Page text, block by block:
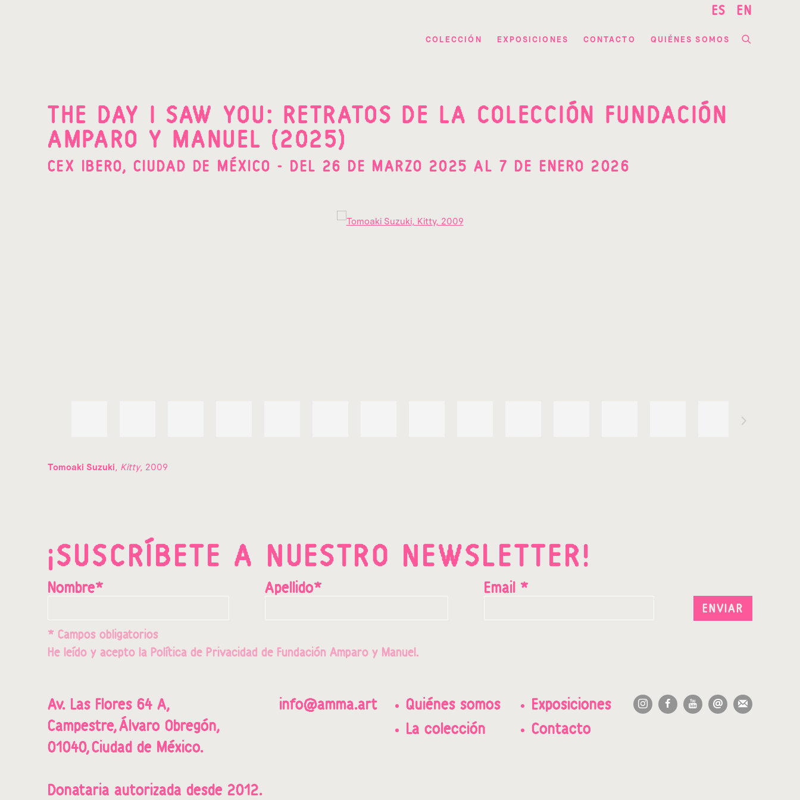
COLECCIÓN EXPOSICIONES CONTACTO QUIÉNES SOMOS
ES EN
THE DAY I SAW YOU: RETRATOS DE LA COLECCIÓN FUNDACIÓN
AMPARO Y MANUEL (2025)
CEX IBERO, CIUDAD DE MÉXICO - DEL 26 DE MARZO 2025 AL 7 DE ENERO 2026
Tomoaki Suzuki, Kitty, 2009
¡SUSCRÍBETE A NUESTRO NEWSLETTER!
Nombre* Apellido* Email *
ENVIAR
* Campos obligatorios
He leído y acepto la Política de Privacidad de Fundación Amparo y Manuel.
Av. Las Flores 64 A,
Campestre,Álvaro Obregón,
01040, Ciudad de México.
Donataria autorizada desde 2012.
info@amma.art
Quiénes somos
La colección
Exposiciones
Contacto